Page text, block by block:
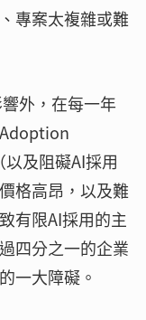
專案太複雜或難
外，在每一年
Adoption
及阻礙AI採用
格高昂，以及難
有限AI採用的主
四分之一的企業
一大障礙。